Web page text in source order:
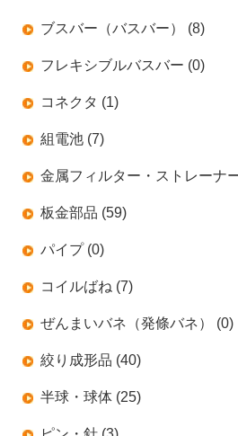
ブスバー（バスバー） (8)
フレキシブルバスバー (0)
コネクタ (1)
組電池 (7)
金属フィルター・ストレーナ
板金部品 (59)
パイプ (0)
コイルばね (7)
ぜんまいバネ（発條バネ） (0)
絞り成形品 (40)
半球・球体 (25)